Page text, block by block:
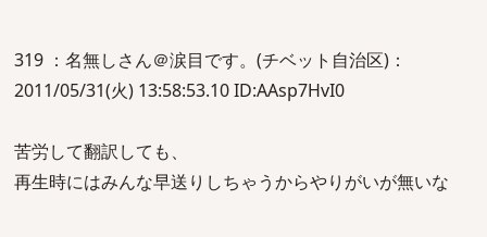
319 ：名無しさん＠涙目です。(チベット自治区)：
2011/05/31(火) 13:58:53.10 ID:AAsp7HvI0
苦労して翻訳しても、
再生時にはみんな早送りしちゃうからやりがいが無いな